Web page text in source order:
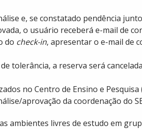
e, se constatado pendência
o usuário receberá e-mail de
do check-in, apresentar o e-mail de
tolerância, a reserva será
no Centro de Ensino e Pesquisa
aprovação da coordenação do
ambientes livres de estudo em